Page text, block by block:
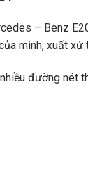
– Benz
mình, xuất
đường nét